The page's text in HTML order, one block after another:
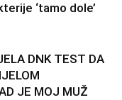
‘tamo dole’
DNK TEST DA
JE MOJ MUŽ